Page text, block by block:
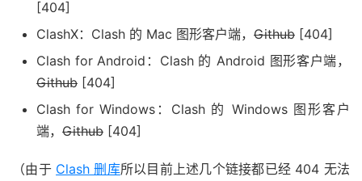
[404]
ClashX：Clash 的 Mac 图形客户端， Github [404]
Clash for Android：Clash 的 Android 图形客户端，
Github [404]
Clash for Windows：Clash 的 Windows 图形客户
端， Github [404]
（由于 Clash 删库所以目前上述几个链接都已经 404 无法